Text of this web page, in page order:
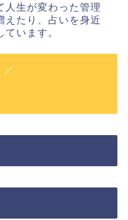
人生が変わった管理
えたり、占いを身近
います。